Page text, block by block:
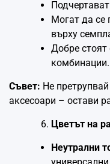
Могат да се
върху
Добре стоят
комбинации.
Съвет: Не
аксесоари – остави
Цветът на
Неутрални